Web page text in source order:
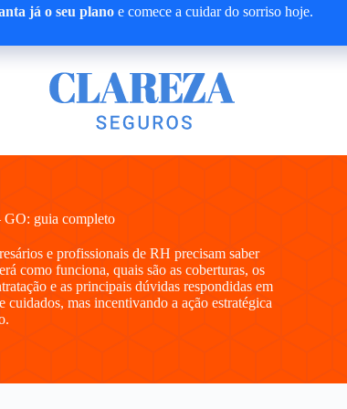
já o seu planoe comece a cuidar do sorriso hoje.
GO: guia completo
e profissionais de RH precisam saber
como funciona, quais são as coberturas, os
e as principais dúvidas respondidas em
mas incentivando a ação estratégica